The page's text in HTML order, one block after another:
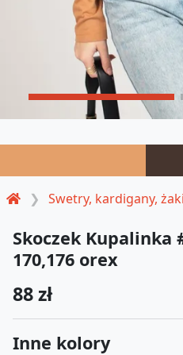
Swetry, kardigany,
Skoczek Kupalinka
170,176 orex
88 zł
Inne kolory